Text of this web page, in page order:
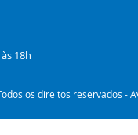
18h
os direitos reservados -